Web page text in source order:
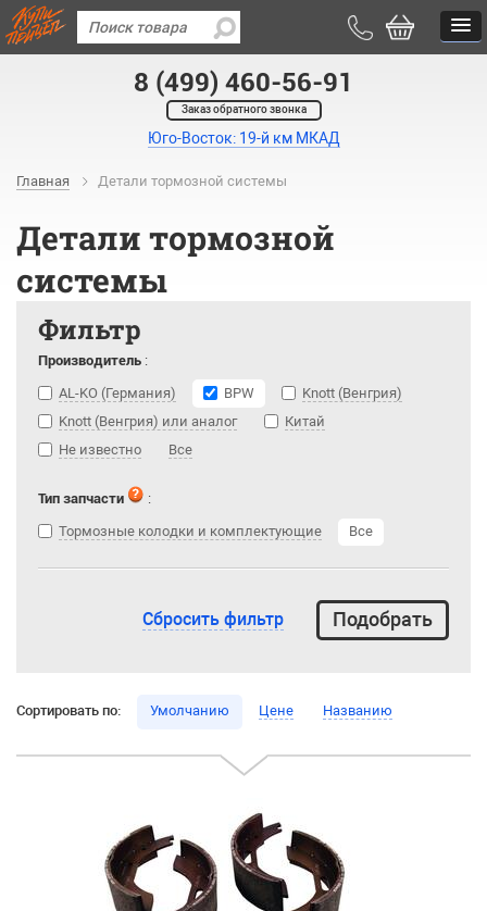
8 (499) 460-56-91
Заказ обратного звонка
Юго-Восток: 19-й км МКАД
Главная Детали тормозной системы
Детали тормозной
системы
Фильтр
Производитель :
AL-KO (Германия)
BPW
Knott (Венгрия)
Knott (Венгрия) или аналог
Китай
Не известно
Все
Тип запчасти
:
Тормозные колодки и комплектующие
Все
Сбросить фильтр
Сортировать по: Умолчанию Цене Названию